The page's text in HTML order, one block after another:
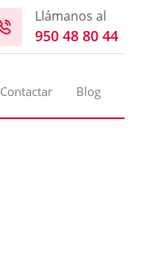
Llámanos al
950 48 80 44
Contactar Blog